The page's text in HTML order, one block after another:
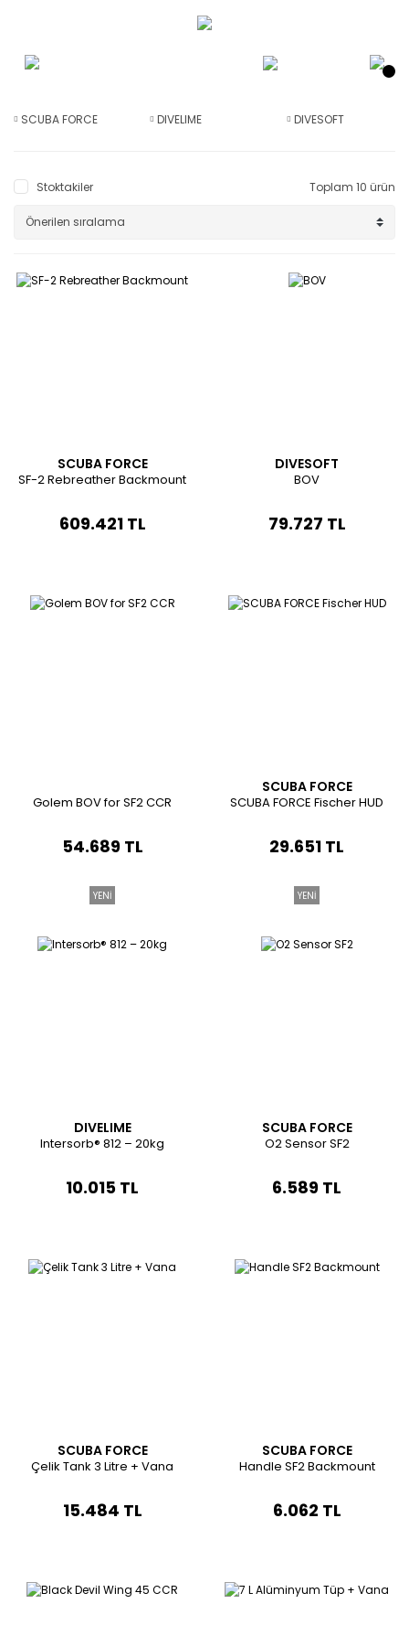
SCUBA FORCE DIVELIME DIVESOFT
Stoktakiler Toplam 10 ürün
SCUBA FORCE
SF-2 Rebreather Backmount
609.421 TL
DIVESOFT
BOV
79.727 TL
Golem BOV for SF2 CCR
54.689 TL
YENİ
SCUBA FORCE
SCUBA FORCE Fischer HUD
29.651 TL
YENİ
DIVELIME
Intersorb® 812 – 20kg
10.015 TL
SCUBA FORCE
O2 Sensor SF2
6.589 TL
SCUBA FORCE
Çelik Tank 3 Litre + Vana
15.484 TL
SCUBA FORCE
Handle SF2 Backmount
6.062 TL